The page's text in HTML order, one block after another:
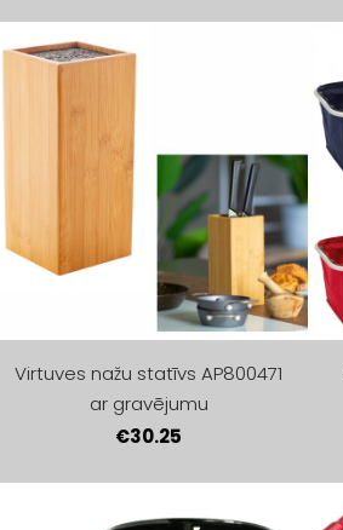
Virtuves nažu statīvs AP800471
ar gravējumu
€30.25